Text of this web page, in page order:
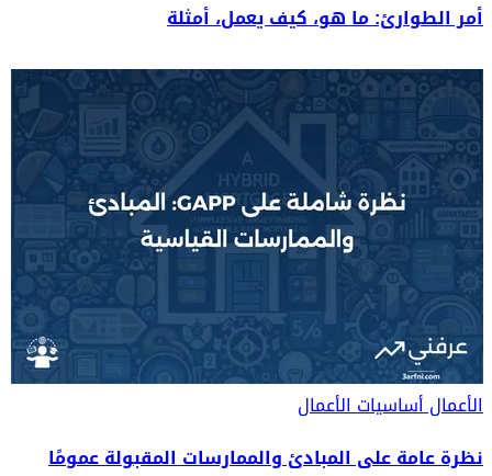
أمر الطوارئ: ما هو، كيف يعمل، أمثلة
الأعمالأساسيات الأعمال
نظرة عامة على المبادئ والممارسات المقبولة عمومًا